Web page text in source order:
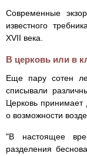
Современные
известного
XVII века.
В церковь или в
Еще пару сотен
списывали
Церковь принимает
о возможности
"В настоящее
разделения